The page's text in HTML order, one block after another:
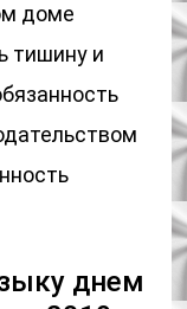
доме
тишину и
днем